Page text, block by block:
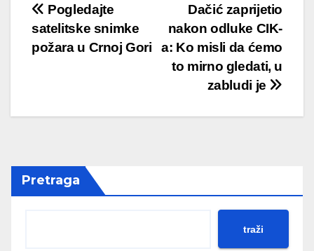
Post
navigation
Dačić zaprijetio
nakon odluke CIK-
a: Ko misli da ćemo
to mirno gledati, u
zabludi je
Pogledajte
satelitske snimke
požara u Crnoj Gori
Pretraga
traži